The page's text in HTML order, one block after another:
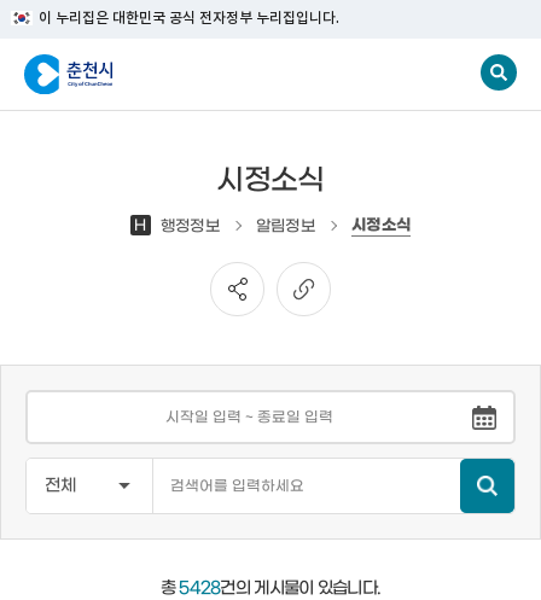
이 누리집은 대한민국 공식 전자정부 누리집입니다.
시정소식
H 행정정보 알림정보 시정소식
총5428건의 게시물이 있습니다.